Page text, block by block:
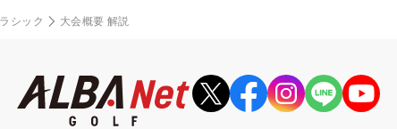
シック 大会概要 解説